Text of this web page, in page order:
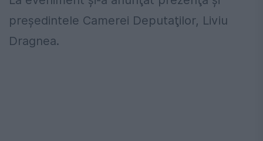
preşedintele Camerei Deputaţilor, Liviu
Dragnea.